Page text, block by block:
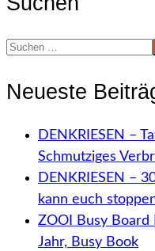
Neueste
DENKRIESEN –
Schmutziges
DENKRIESEN –
kann euch
ZOOI Busy Board
Jahr, Busy Book